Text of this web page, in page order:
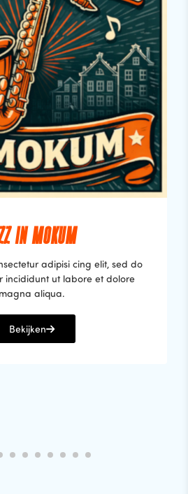
IN MOKUM
adipisi cing elit, sed do
incididunt ut labore et dolore
magna aliqua.
Bekijken